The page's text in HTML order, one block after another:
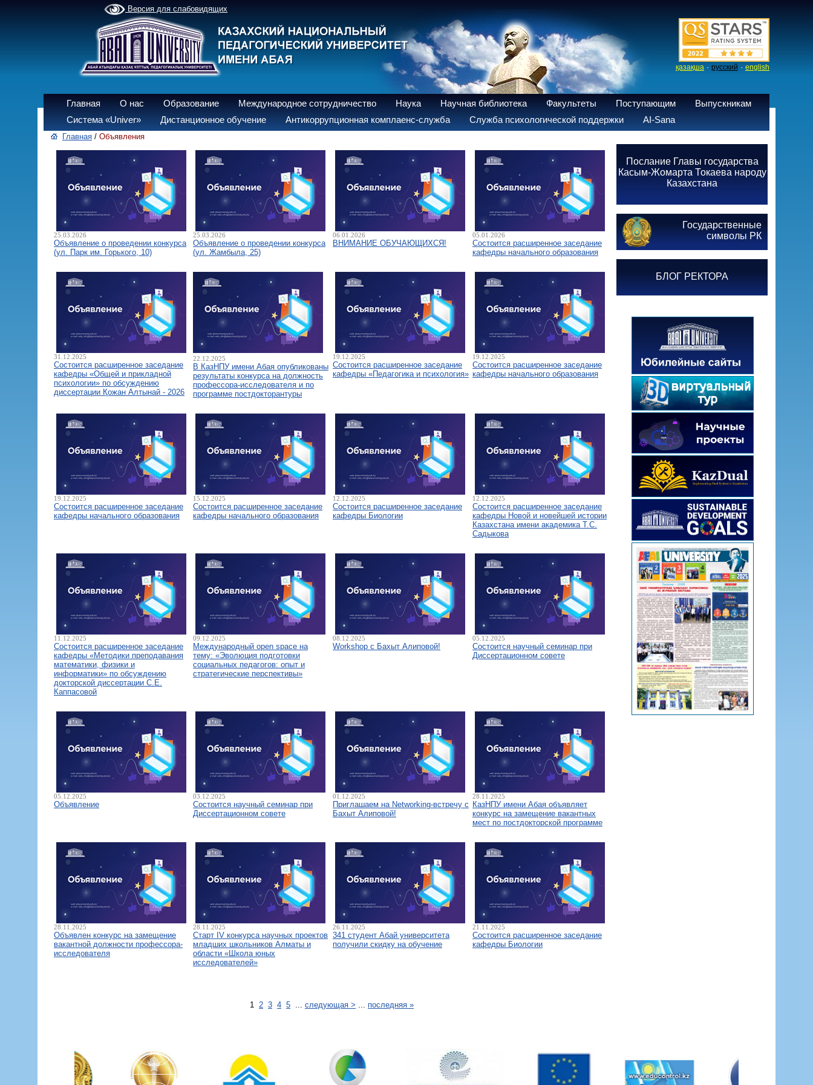
Версия для слабовидящих
қазақша · русский · english
Главная О нас Образование Международное сотрудничество Наука Научная библиотека Факультеты Поступающим
Выпускникам
Система «Univer»
Дистанционное обучение Антикоррупционная комплаенс-служба Служба психологической поддержки AI-Sana
Главная / Объявления
25.03.2026
Объявление о проведении конкурса
(ул. Парк им. Горького, 10)
25.03.2026
Объявление о проведении конкурса
(ул. Жамбыла, 25)
06.01.2026
ВНИМАНИЕ ОБУЧАЮЩИХСЯ!
05.01.2026
Состоится расширенное заседание
кафедры начального образования
31.12.2025
Состоится расширенное заседание
кафедры «Общей и прикладной
психологии» по обсуждению
диссертации Қожан Алтынай - 2026
22.12.2025
В КазНПУ имени Абая опубликованы
результаты конкурса на должность
профессора-исследователя и по
программе постдокторантуры
19.12.2025
Состоится расширенное заседание
кафедры «Педагогика и психология»
19.12.2025
Состоится расширенное заседание
кафедры начального образования
19.12.2025
Состоится расширенное заседание
кафедры начального образования
15.12.2025
Состоится расширенное заседание
кафедры начального образования
12.12.2025
Состоится расширенное заседание
кафедры Биологии
12.12.2025
Состоится расширенное заседание
кафедры Новой и новейшей истории
Казахстана имени академика Т.С.
Садыкова
11.12.2025
Состоится расширенное заседание
кафедры «Методики преподавания
математики, физики и
информатики» по обсуждению
докторской диссертации С.Е.
Каппасовой
09.12.2025
Международный open space на
тему: «Эволюция подготовки
социальных педагогов: опыт и
стратегические перспективы»
08.12.2025
Workshop с Бахыт Алиповой!
05.12.2025
Состоится научный семинар при
Диссертационном совете
05.12.2025
Объявление
03.12.2025
Состоится научный семинар при
Диссертационном совете
01.12.2025
Приглашаем на Networking-встречу с
Бахыт Алиповой!
28.11.2025
КазНПУ имени Абая объявляет
конкурс на замещение вакантных
мест по постдокторской программе
28.11.2025
Объявлен конкурс на замещение
вакантной должности профессора-
исследователя
28.11.2025
Старт IV конкурса научных проектов
младших школьников Алматы и
области «Школа юных
исследователей»
26.11.2025
341 студент Абай университета
получили скидку на обучение
21.11.2025
Состоится расширенное заседание
кафедры Биологии
1 2 3 4 5 ... следующая > ... последняя »
Послание Главы государства
Касым-Жомарта Токаева народу
Казахстана
Государственные
символы РК
БЛОГ РЕКТОРА